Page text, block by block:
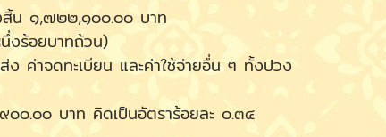
สิ้น ๑,๗๒๒,๑๐๐.๐๐ บาท
งร้อยบาทถ้วน)
ง ค่าจดทะเบียน และค่าใช้จ่ายอื่น ๆ ทั้งปวง
๐๐.๐๐ บาท คิดเป็นอัตราร้อยละ ๐.๓๔